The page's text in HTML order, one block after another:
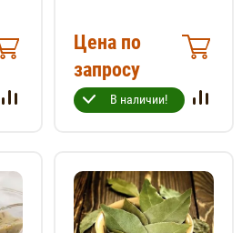
Цена по
запросу
В наличии!